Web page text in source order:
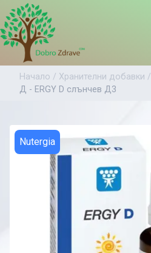
Начало / Хранителни добавки /
Д - ERGY D слънчев Д3
Nutergia